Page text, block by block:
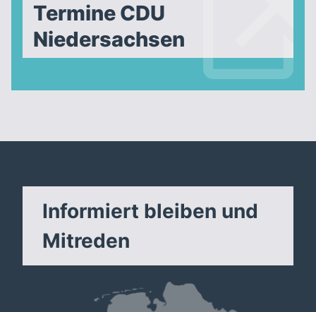
Termine CDU
Niedersachsen
Informiert bleiben und
Mitreden